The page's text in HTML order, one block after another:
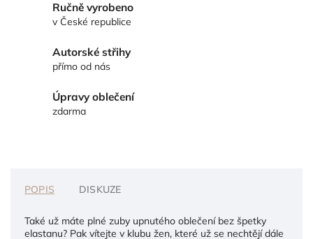
Ručně vyrobeno
v České republice
Autorské střihy
přímo od nás
Úpravy oblečení
zdarma
POPIS DISKUZE
Také už máte plné zuby upnutého oblečení bez špetky
elastanu? Pak vítejte v klubu žen, které už se nechtějí dále